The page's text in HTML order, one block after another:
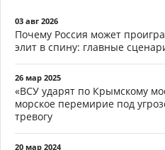
03 авг 2026
Почему Россия может
элит в спину: главные
26 мар 2025
«ВСУ ударят по Крымскому
морское перемирие под
тревогу
20 мар 2024